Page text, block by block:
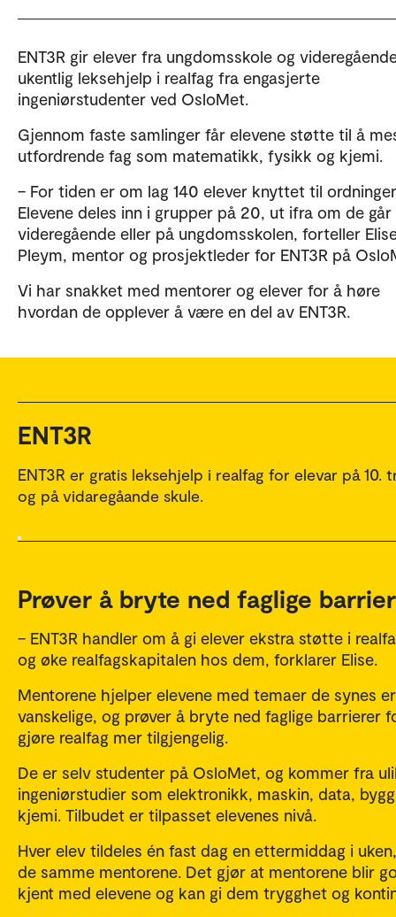
ENT3R gir elever fra ungdomsskole og
ukentlig leksehjelp i realfag fra engasjerte
ingeniørstudenter ved OsloMet.
Gjennom faste samlinger får elevene støtte til å
utfordrende fag som matematikk, fysikk og kjemi.
– For tiden er om lag 140 elever knyttet til
Elevene deles inn i grupper på 20, ut ifra om de går
videregående eller på ungdomsskolen, forteller
Pleym, mentor og prosjektleder for ENT3R på
Vi har snakket med mentorer og elever for å høre
hvordan de opplever å være en del av ENT3R.
ENT3R
ENT3R er gratis leksehjelp i realfag for elevar på 10.
og på vidaregåande skule.
Prøver å bryte ned faglige
– ENT3R handler om å gi elever ekstra støtte i
og øke realfagskapitalen hos dem, forklarer Elise.
Mentorene hjelper elevene med temaer de synes er
vanskelige, og prøver å bryte ned faglige barrierer
gjøre realfag mer tilgjengelig.
De er selv studenter på OsloMet, og kommer fra
ingeniørstudier som elektronikk, maskin, data,
kjemi. Tilbudet er tilpasset elevenes nivå.
Hver elev tildeles én fast dag en ettermiddag i
de samme mentorene. Det gjør at mentorene blir
kjent med elevene og kan gi dem trygghet og